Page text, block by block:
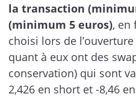
la transaction
(minimum 5 euros), en
choisi lors de
quant à eux ont des
conservation) qui sont
2,426 en short et -8,46